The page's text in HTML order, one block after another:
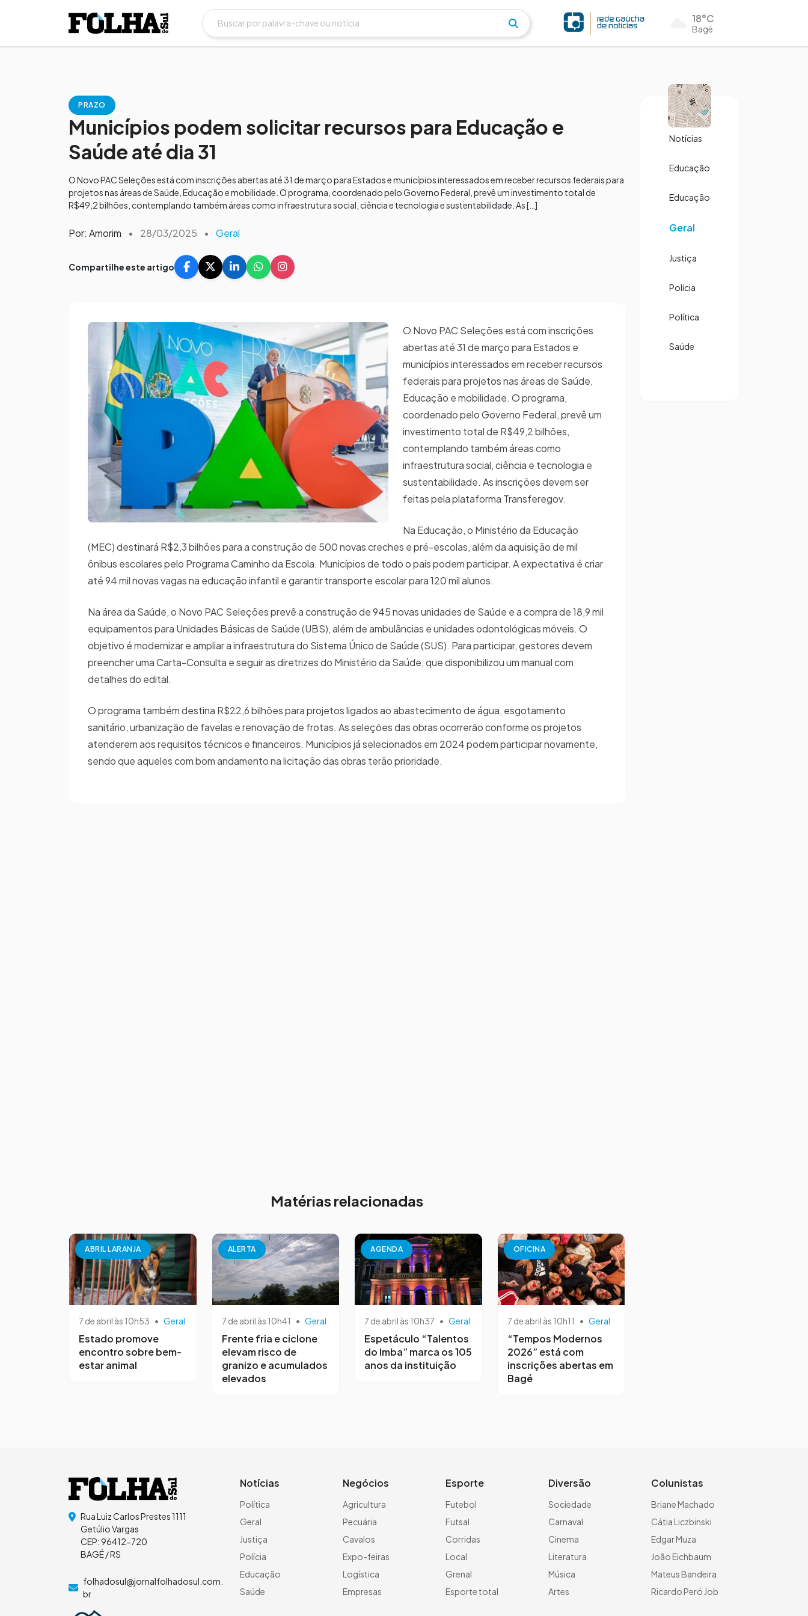
18°C
Bagé
PRAZO
Municípios podem solicitar recursos para Educação e
Saúde até dia 31
O Novo PAC Seleções está com inscrições abertas até 31 de março para Estados e municípios interessados em receber recursos federais para
projetos nas áreas de Saúde, Educação e mobilidade. O programa, coordenado pelo Governo Federal, prevê um investimento total de
R$49,2 bilhões, contemplando também áreas como infraestrutura social, ciência e tecnologia e sustentabilidade. As […]
Por: Amorim • 28/03/2025 • Geral
Compartilhe este artigo
O Novo PAC Seleções está com inscrições
abertas até 31 de março para Estados e
municípios interessados em receber recursos
federais para projetos nas áreas de Saúde,
Educação e mobilidade. O programa,
coordenado pelo Governo Federal, prevê um
investimento total de R$49,2 bilhões,
contemplando também áreas como
infraestrutura social, ciência e tecnologia e
sustentabilidade. As inscrições devem ser
feitas pela plataforma Transferegov.
Na Educação, o Ministério da Educação
(MEC) destinará R$2,3 bilhões para a construção de 500 novas creches e pré-escolas, além da aquisição de mil
ônibus escolares pelo Programa Caminho da Escola. Municípios de todo o país podem participar. A expectativa é criar
até 94 mil novas vagas na educação infantil e garantir transporte escolar para 120 mil alunos.
Na área da Saúde, o Novo PAC Seleções prevê a construção de 945 novas unidades de Saúde e a compra de 18,9 mil
equipamentos para Unidades Básicas de Saúde (UBS), além de ambulâncias e unidades odontológicas móveis. O
objetivo é modernizar e ampliar a infraestrutura do Sistema Único de Saúde (SUS). Para participar, gestores devem
preencher uma Carta-Consulta e seguir as diretrizes do Ministério da Saúde, que disponibilizou um manual com
detalhes do edital.
O programa também destina R$22,6 bilhões para projetos ligados ao abastecimento de água, esgotamento
sanitário, urbanização de favelas e renovação de frotas. As seleções das obras ocorrerão conforme os projetos
atenderem aos requisitos técnicos e financeiros. Municípios já selecionados em 2024 podem participar novamente,
sendo que aqueles com bom andamento na licitação das obras terão prioridade.
Matérias relacionadas
ABRIL LARANJA
7 de abril às 10h53 • Geral
Estado promove
encontro sobre bem-
estar animal
ALERTA
7 de abril às 10h41 • Geral
Frente fria e ciclone
elevam risco de
granizo e acumulados
elevados
AGENDA
7 de abril às 10h37 • Geral
Espetáculo “Talentos
do Imba” marca os 105
anos da instituição
OFICINA
7 de abril às 10h11 • Geral
“Tempos Modernos
2026” está com
inscrições abertas em
Bagé
Notícias
Educação
Educação
Geral
Justiça
Polícia
Política
Saúde
Rua Luiz Carlos Prestes 1111
Getúlio Vargas
CEP: 96412-720
BAGÉ / RS
folhadosul@jornalfolhadosul.com.
br
Notícias
Política
Geral
Justiça
Polícia
Educação
Saúde
Negócios
Agricultura
Pecuária
Cavalos
Expo-feiras
Logística
Empresas
Esporte
Futebol
Futsal
Corridas
Local
Grenal
Esporte total
Diversão
Sociedade
Carnaval
Cinema
Literatura
Música
Artes
Colunistas
Briane Machado
Cátia Liczbinski
Edgar Muza
João Eichbaum
Mateus Bandeira
Ricardo Peró Job